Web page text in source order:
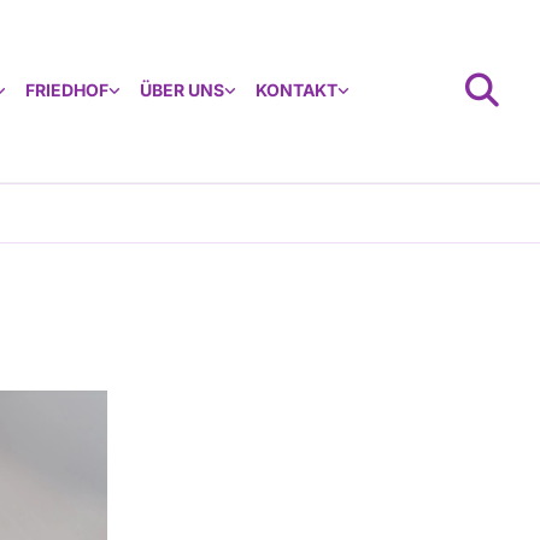
FRIEDHOF ÜBER UNS KONTAKT